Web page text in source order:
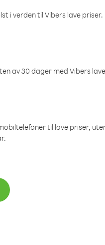
i verden til Vibers lave priser.
av 30 dager med Vibers
til lave priser,